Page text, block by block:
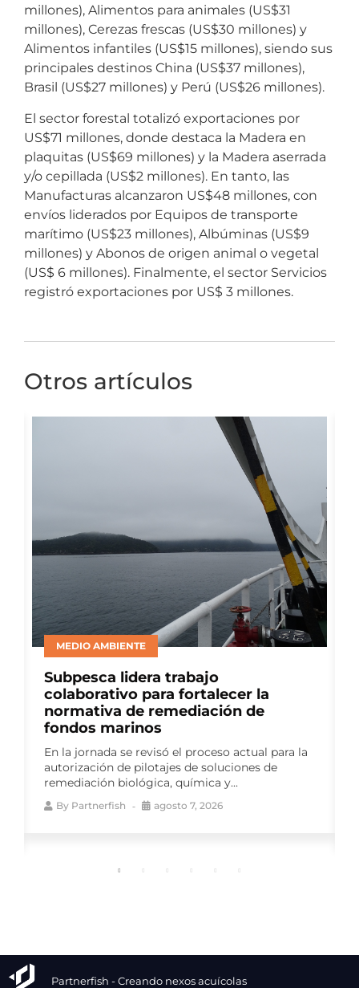
millones), Alimentos para animales (US$31
millones), Cerezas frescas (US$30 millones) y
Alimentos infantiles (US$15 millones), siendo sus
principales destinos China (US$37 millones),
Brasil (US$27 millones) y Perú (US$26 millones).
El sector forestal totalizó exportaciones por
US$71 millones, donde destaca la Madera en
plaquitas (US$69 millones) y la Madera aserrada
y/o cepillada (US$2 millones). En tanto, las
Manufacturas alcanzaron US$48 millones, con
envíos liderados por Equipos de transporte
marítimo (US$23 millones), Albúminas (US$9
millones) y Abonos de origen animal o vegetal
(US$ 6 millones). Finalmente, el sector Servicios
registró exportaciones por US$ 3 millones.
Otros artículos
BIENESTAR ANIMAL
Consejo del Salmón lideró panel de
productores en ELBA 2026 para
abordar avances en bienestar
animal
Como auspiciador del Encuentro
Latinoamericano de Bienestar Animal (ELBA
2026), el gremio impulsó una instancia de
conversación que reunió a...
By agosto 7, 2026
Partnerfish - Creando nexos acuícolas